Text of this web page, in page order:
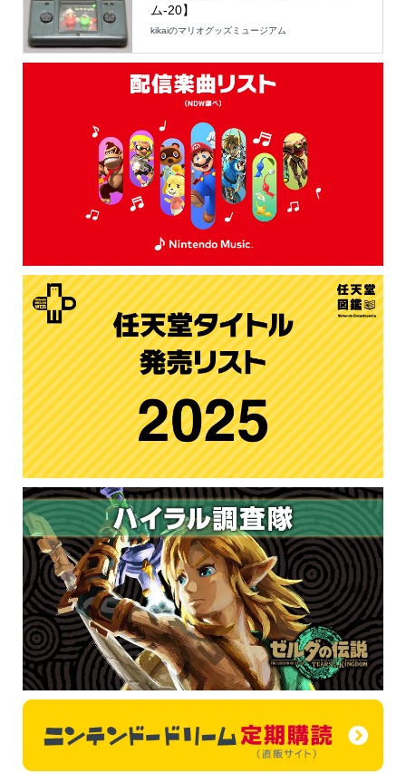
ム-20】
kikaiのマリオグッズミュージアム